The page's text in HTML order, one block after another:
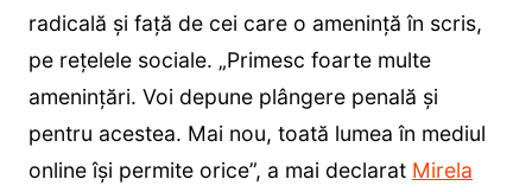
radicală și față de cei care o amenință în scris,
pe rețelele sociale. „Primesc foarte multe
amenințări. Voi depune plângere penală și
pentru acestea. Mai nou, toată lumea în mediul
online își permite orice”, a mai declarat Mirela